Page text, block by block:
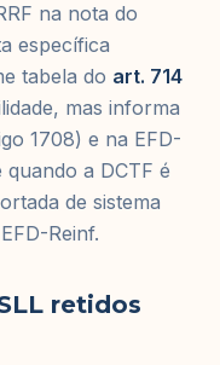
na nota do
específica
tabela do art. 714
mas informa
1708) e na EFD-
a DCTF é
de sistema
Reinf.
retidos